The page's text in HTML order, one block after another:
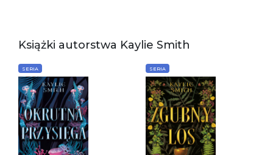
Książki autorstwa Kaylie Smith
SERIA SERIA